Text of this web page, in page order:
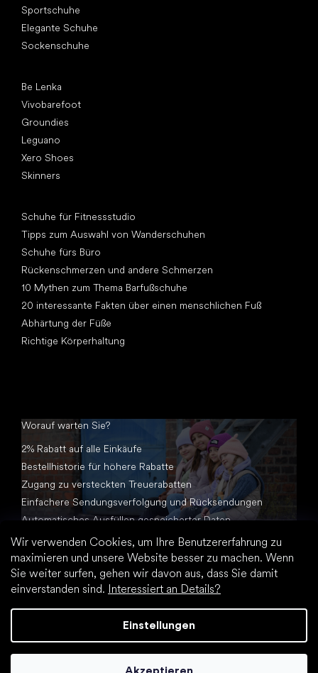
Wir verwenden Cookies, um Ihre Benutzererfahrung zu
maximieren und unsere Website besser zu machen. Wenn
Sie weiter surfen, gehen wir davon aus, dass Sie damit
einverstanden sind. Interessiert an Details?
Einstellungen
Sportschuhe
Elegante Schuhe
Sockenschuhe
Be Lenka
Vivobarefoot
Groundies
Leguano
Xero Shoes
Skinners
Schuhe für Fitnessstudio
Tipps zum Auswahl von Wanderschuhen
Schuhe fürs Büro
Rückenschmerzen und andere Schmerzen
10 Mythen zum Thema Barfußschuhe
20 interessante Fakten über einen menschlichen Fuß
Abhärtung der Füße
Richtige Körperhaltung
Worauf warten Sie?
2% Rabatt auf alle Einkäufe
Bestellhistorie für höhere Rabatte
Zugang zu versteckten Treuerabatten
Einfachere Sendungsverfolgung und Rücksendungen
Automatisches Ausfüllen gespeicherter Daten
Alle Dokumente an einem Ort
Erstellt von Shoptet Premium